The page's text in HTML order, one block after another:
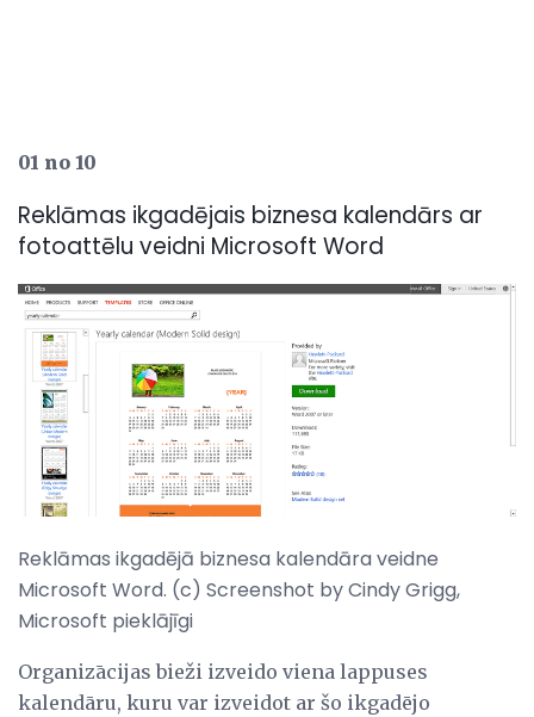
01 no 10
Reklāmas ikgadējais biznesa kalendārs ar
fotoattēlu veidni Microsoft Word
Reklāmas ikgadējā biznesa kalendāra veidne
Microsoft Word. (c) Screenshot by Cindy Grigg,
Microsoft pieklājīgi
Organizācijas bieži izveido viena lappuses
kalendāru, kuru var izveidot ar šo ikgadējo